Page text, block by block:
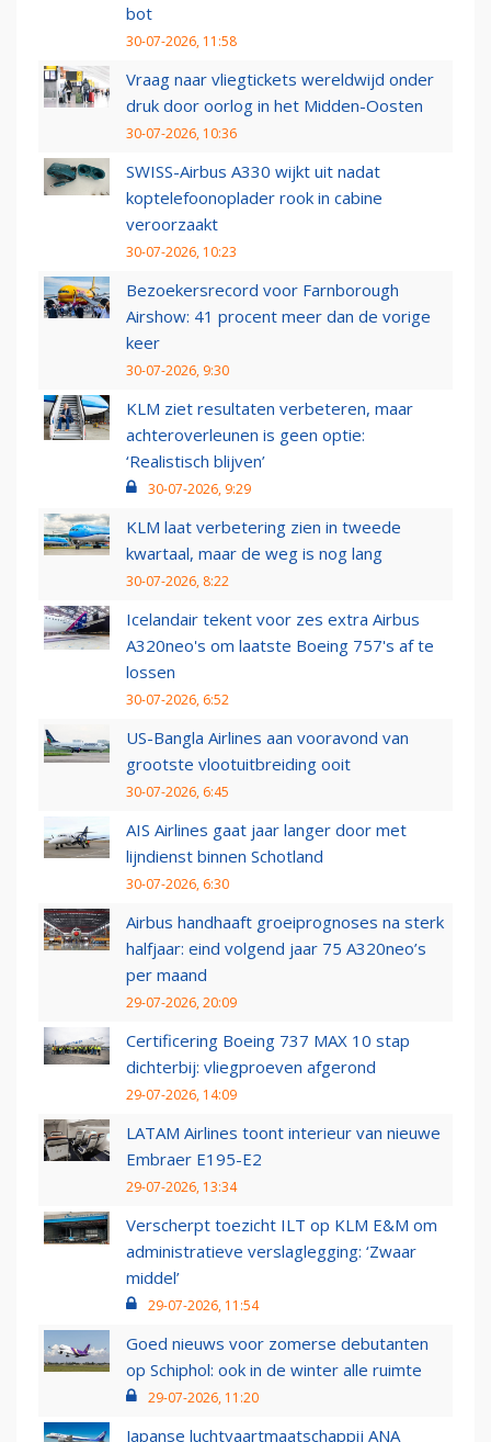
bot
30-07-2026, 11:58
Vraag naar vliegtickets wereldwijd onder
druk door oorlog in het Midden-Oosten
30-07-2026, 10:36
SWISS-Airbus A330 wijkt uit nadat
koptelefoonoplader rook in cabine
veroorzaakt
30-07-2026, 10:23
Bezoekersrecord voor Farnborough
Airshow: 41 procent meer dan de vorige
keer
30-07-2026, 9:30
KLM ziet resultaten verbeteren, maar
achteroverleunen is geen optie:
‘Realistisch blijven’
30-07-2026, 9:29
KLM laat verbetering zien in tweede
kwartaal, maar de weg is nog lang
30-07-2026, 8:22
Icelandair tekent voor zes extra Airbus
A320neo's om laatste Boeing 757's af te
lossen
30-07-2026, 6:52
US-Bangla Airlines aan vooravond van
grootste vlootuitbreiding ooit
30-07-2026, 6:45
AIS Airlines gaat jaar langer door met
lijndienst binnen Schotland
30-07-2026, 6:30
Airbus handhaaft groeiprognoses na sterk
halfjaar: eind volgend jaar 75 A320neo’s
per maand
29-07-2026, 20:09
Certificering Boeing 737 MAX 10 stap
dichterbij: vliegproeven afgerond
29-07-2026, 14:09
LATAM Airlines toont interieur van nieuwe
Embraer E195-E2
29-07-2026, 13:34
Verscherpt toezicht ILT op KLM E&M om
administratieve verslaglegging: ‘Zwaar
middel’
29-07-2026, 11:54
Goed nieuws voor zomerse debutanten
op Schiphol: ook in de winter alle ruimte
29-07-2026, 11:20
Japanse luchtvaartmaatschappij ANA